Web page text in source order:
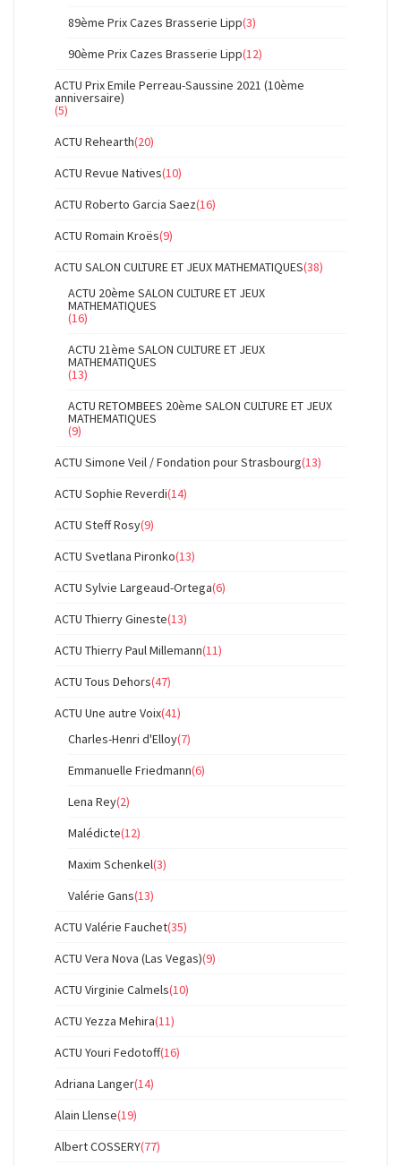
89ème Prix Cazes Brasserie Lipp(3)
90ème Prix Cazes Brasserie Lipp(12)
ACTU Prix Emile Perreau-Saussine 2021 (10ème
anniversaire)
(5)
ACTU Rehearth(20)
ACTU Revue Natives(10)
ACTU Roberto Garcia Saez(16)
ACTU Romain Kroës(9)
ACTU SALON CULTURE ET JEUX MATHEMATIQUES(38)
ACTU 20ème SALON CULTURE ET JEUX
MATHEMATIQUES
(16)
ACTU 21ème SALON CULTURE ET JEUX
MATHEMATIQUES
(13)
ACTU RETOMBEES 20ème SALON CULTURE ET JEUX
MATHEMATIQUES
(9)
ACTU Simone Veil / Fondation pour Strasbourg(13)
ACTU Sophie Reverdi(14)
ACTU Steff Rosy(9)
ACTU Svetlana Pironko(13)
ACTU Sylvie Largeaud-Ortega(6)
ACTU Thierry Gineste(13)
ACTU Thierry Paul Millemann(11)
ACTU Tous Dehors(47)
ACTU Une autre Voix(41)
Charles-Henri d'Elloy(7)
Emmanuelle Friedmann(6)
Lena Rey(2)
Malédicte(12)
Maxim Schenkel(3)
Valérie Gans(13)
ACTU Valérie Fauchet(35)
ACTU Vera Nova (Las Vegas)(9)
ACTU Virginie Calmels(10)
ACTU Yezza Mehira(11)
ACTU Youri Fedotoff(16)
Adriana Langer(14)
Alain Llense(19)
Albert COSSERY(77)